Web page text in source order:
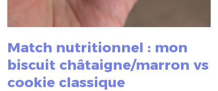
Match nutritionnel : mon
biscuit châtaigne/marron vs
cookie classique